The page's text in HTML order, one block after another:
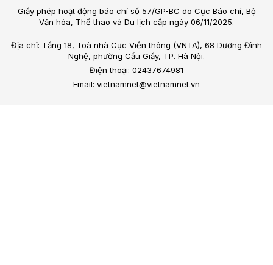
Giấy phép hoạt động báo chí số 57/GP-BC do Cục Báo chí, Bộ
Văn hóa, Thể thao và Du lịch cấp ngày 06/11/2025.
Địa chỉ: Tầng 18, Toà nhà Cục Viễn thông (VNTA), 68 Dương Đình
Nghệ, phường Cầu Giấy, TP. Hà Nội.
Điện thoại: 02437674981
Email: vietnamnet@vietnamnet.vn